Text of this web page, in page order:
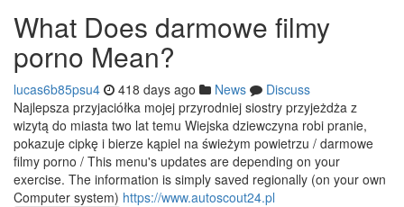
What Does darmowe filmy
porno Mean?
lucas6b85psu4 418 days ago News
Discuss
Najlepsza przyjaciółka mojej przyrodniej siostry przyjeżdża z
wizytą do miasta two lat temu Wiejska dziewczyna robi pranie,
pokazuje cipkę i bierze kąpiel na świeżym powietrzu / darmowe
filmy porno / This menu's updates are depending on your
exercise. The information is simply saved regionally (on your own
Computer system) https://www.autoscout24.pl